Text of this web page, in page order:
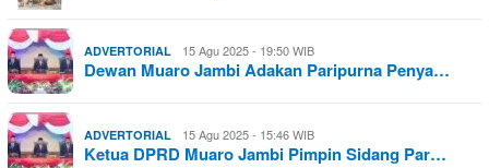
ADVERTORIAL 15 Agu 2025 - 19:50 WIB
Dewan Muaro Jambi Adakan Paripurna Penya…
ADVERTORIAL 15 Agu 2025 - 15:46 WIB
Ketua DPRD Muaro Jambi Pimpin Sidang Par…